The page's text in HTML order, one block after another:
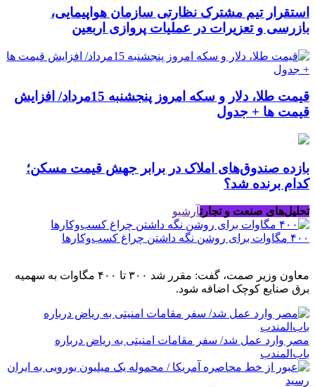
استقرار تیم مشترک نظارتی سازمان هواپیمایی،
بازرسی و تعزیرات در عملیات پروازی اربعین
قیمت طلا، دلار و سکه امروز پنجشنبه 15مرداد/ افزایش
قیمت ها + جدول
بازده صندوق‌های املاک در برابر جهش قیمت مسکن؛
کدام برنده شد؟
تحلیل‌های صنعت و تجارتآرشیو
۴۰۰ مگاوات برای روشن نگه داشتن چراغ کسب‌وکار‌ها
معاون وزیر صمت، گفت: مقرر شد ۳۰۰ تا ۴۰۰ مگاوات به سهمیه
برق صنایع کوچک اضافه شود.
مصر وارد عمل شد/ سفر مقامات امنیتی به ریاض درباره
باب‌المندب